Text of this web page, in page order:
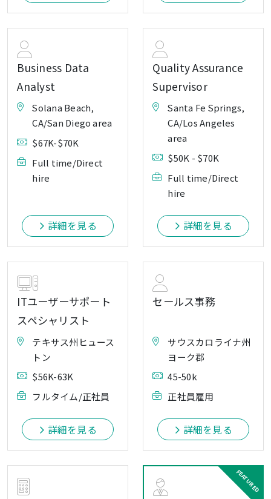
Business Data
Analyst
Solana Beach,
CA/San Diego area
$67K-$70K
Full time/Direct
hire
詳細を見る
Quality Assurance
Supervisor
Santa Fe Springs,
CA/Los Angeles
area
$50K - $70K
Full time/Direct
hire
詳細を見る
ITユーザーサポート
スペシャリスト
テキサス州ヒュース
トン
$56K-63K
フルタイム/正社員
詳細を見る
セールス事務
サウスカロライナ州
ヨーク郡
45-50k
正社員雇用
詳細を見る